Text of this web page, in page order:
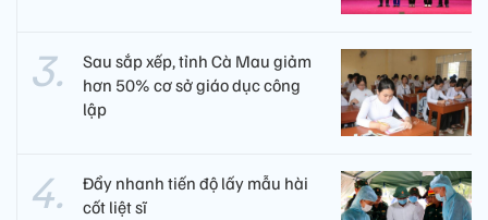
Sau sắp xếp, tỉnh Cà Mau giảm
hơn 50% cơ sở giáo dục công
lập
Đẩy nhanh tiến độ lấy mẫu hài
cốt liệt sĩ